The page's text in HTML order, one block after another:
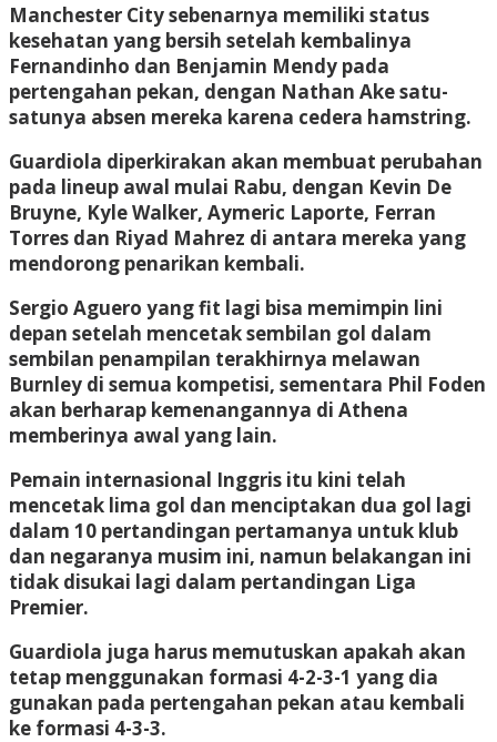
Manchester City sebenarnya memiliki status
kesehatan yang bersih setelah kembalinya
Fernandinho dan Benjamin Mendy pada
pertengahan pekan, dengan Nathan Ake satu-
satunya absen mereka karena cedera hamstring.
Guardiola diperkirakan akan membuat perubahan
pada lineup awal mulai Rabu, dengan Kevin De
Bruyne, Kyle Walker, Aymeric Laporte, Ferran
Torres dan Riyad Mahrez di antara mereka yang
mendorong penarikan kembali.
Sergio Aguero yang fit lagi bisa memimpin lini
depan setelah mencetak sembilan gol dalam
sembilan penampilan terakhirnya melawan
Burnley di semua kompetisi, sementara Phil Foden
akan berharap kemenangannya di Athena
memberinya awal yang lain.
Pemain internasional Inggris itu kini telah
mencetak lima gol dan menciptakan dua gol lagi
dalam 10 pertandingan pertamanya untuk klub
dan negaranya musim ini, namun belakangan ini
tidak disukai lagi dalam pertandingan Liga
Premier.
Guardiola juga harus memutuskan apakah akan
tetap menggunakan formasi 4-2-3-1 yang dia
gunakan pada pertengahan pekan atau kembali
ke formasi 4-3-3.